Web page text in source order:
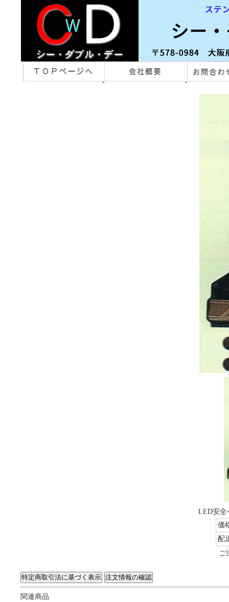
LED安全
価
配
ご
関連商品